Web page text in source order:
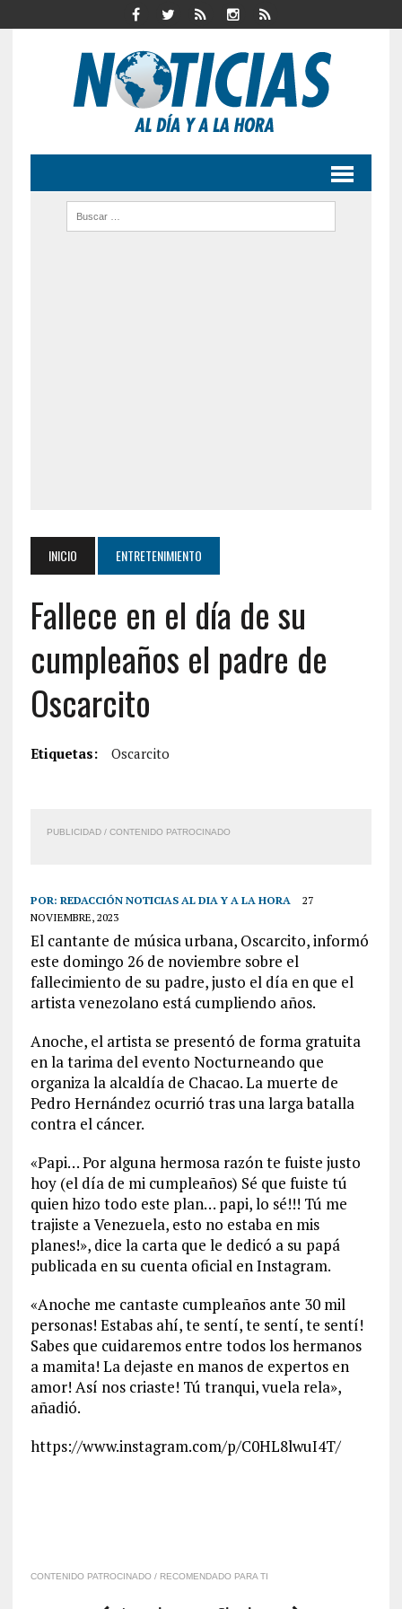
INICIO ENTRETENIMIENTO
Fallece en el día de su
cumpleaños el padre de
Oscarcito
Etiquetas: Oscarcito
PUBLICIDAD / CONTENIDO PATROCINADO
POR: REDACCIÓN NOTICIAS AL DIA Y A LA HORA
27
NOVIEMBRE, 2023
El cantante de música urbana, Oscarcito, informó
este domingo 26 de noviembre sobre el
fallecimiento de su padre, justo el día en que el
artista venezolano está cumpliendo años.
Anoche, el artista se presentó de forma gratuita
en la tarima del evento Nocturneando que
organiza la alcaldía de Chacao. La muerte de
Pedro Hernández ocurrió tras una larga batalla
contra el cáncer.
«Papi… Por alguna hermosa razón te fuiste justo
hoy (el día de mi cumpleaños) Sé que fuiste tú
quien hizo todo este plan… papi, lo sé!!! Tú me
trajiste a Venezuela, esto no estaba en mis
planes!», dice la carta que le dedicó a su papá
publicada en su cuenta oficial en Instagram.
«Anoche me cantaste cumpleaños ante 30 mil
personas! Estabas ahí, te sentí, te sentí, te sentí!
Sabes que cuidaremos entre todos los hermanos
a mamita! La dejaste en manos de expertos en
amor! Así nos criaste! Tú tranqui, vuela rela»,
añadió.
https://www.instagram.com/p/C0HL8lwuI4T/
CONTENIDO PATROCINADO / RECOMENDADO PARA TI